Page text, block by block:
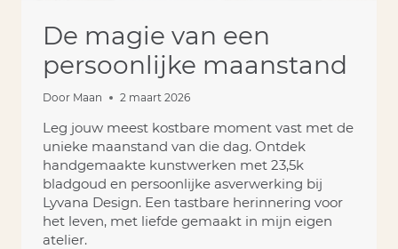
De magie van een
persoonlijke maanstand
Door Maan 2 maart 2026
Leg jouw meest kostbare moment vast met de
unieke maanstand van die dag. Ontdek
handgemaakte kunstwerken met 23,5k
bladgoud en persoonlijke asverwerking bij
Lyvana Design. Een tastbare herinnering voor
het leven, met liefde gemaakt in mijn eigen
atelier.